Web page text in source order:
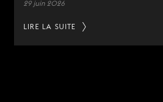
29 juin 2026
LIRE LA SUITE